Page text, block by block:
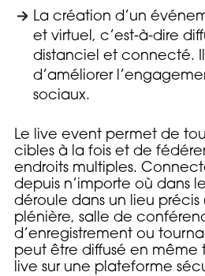
La création d’un
et virtuel, c’est-à-dire
distanciel et connecté.
d’améliorer
sociaux.
Le live event permet de
cibles à la fois et de
endroits multiples.
depuis n’importe où dans
déroule dans un lieu précis
plénière, salle de
d’enregistrement ou
peut être diffusé en même
live sur une plateforme